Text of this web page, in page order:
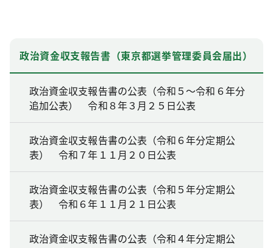
政治資金収支報告書（東京都選挙管理委員会届出）
政治資金収支報告書の公表（令和５～令和６年分
追加公表） 令和８年３月２５日公表
政治資金収支報告書の公表（令和６年分定期公
表） 令和７年１１月２０日公表
政治資金収支報告書の公表（令和５年分定期公
表） 令和６年１１月２１日公表
政治資金収支報告書の公表（令和４年分定期公